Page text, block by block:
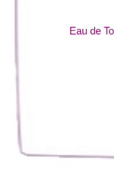
Eau de